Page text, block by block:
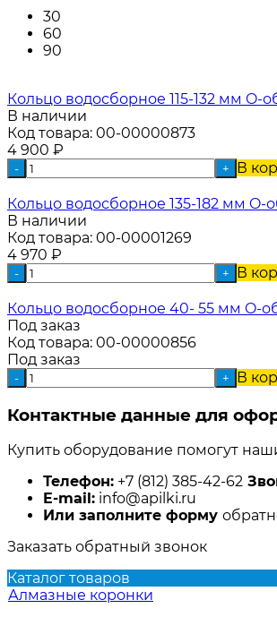
30
60
90
Кольцо водосборное 115-132 мм O-
В наличии
Код товара: 00-00000873
4 900 ₽
- + В
Кольцо водосборное 135-182 мм O-
В наличии
Код товара: 00-00001269
4 970 ₽
- + В
Кольцо водосборное 40- 55 мм O-
Под заказ
Код товара: 00-00000856
Под заказ
- + В
Контактные данные для
Купить оборудование помогут
Телефон: +7 (812) 385-42-62
E-mail: info@apilki.ru
Или заполните форму
Заказать обратный звонок
Каталог товаров
Алмазные коронки